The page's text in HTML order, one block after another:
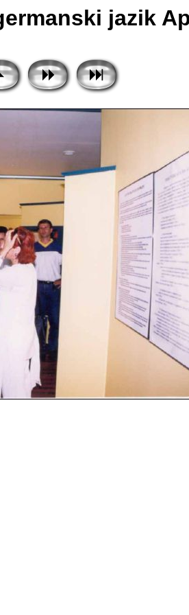
jazik